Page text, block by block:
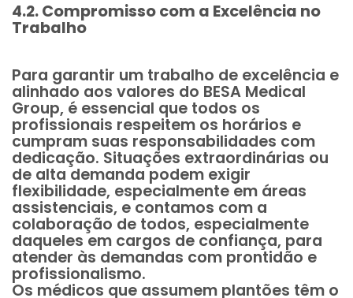
4.2. Compromisso com a Excelência no
Trabalho
Para garantir um trabalho de excelência e
alinhado aos valores do BESA Medical
Group, é essencial que todos os
profissionais respeitem os horários e
cumpram suas responsabilidades com
dedicação. Situações extraordinárias ou
de alta demanda podem exigir
flexibilidade, especialmente em áreas
assistenciais, e contamos com a
colaboração de todos, especialmente
daqueles em cargos de confiança, para
atender às demandas com prontidão e
profissionalismo.
Os médicos que assumem plantões têm o